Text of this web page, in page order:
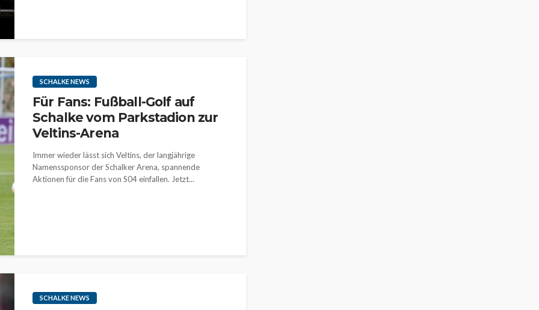
SCHALKE NEWS
Für Fans: Fußball-Golf auf
Schalke vom Parkstadion zur
Veltins-Arena
Immer wieder lässt sich Veltins, der langjährige
Namenssponsor der Schalker Arena, spannende
Aktionen für die Fans von S04 einfallen. Jetzt...
SCHALKE NEWS